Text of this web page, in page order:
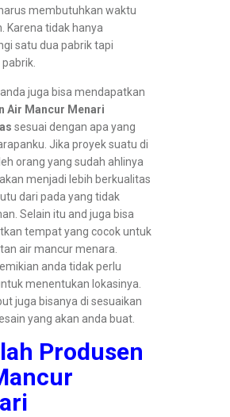
membutuhkan waktu
Karena tidak hanya
satu dua pabrik tapi
juga bisa mendapatkan
Air Mancur Menari
sesuai dengan apa yang
Jika proyek suatu di
orang yang sudah ahlinya
menjadi lebih berkualitas
dari pada yang tidak
Selain itu and juga bisa
tempat yang cocok untuk
air mancur menara.
anda tidak perlu
menentukan lokasinya.
juga bisanya di sesuaikan
yang akan anda buat.
Produsen